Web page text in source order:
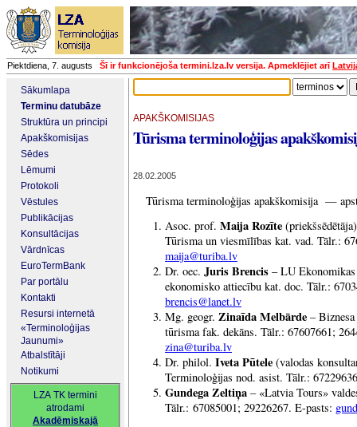
Piektdiena, 7. augusts Šī ir funkcionējoša termini.lza.lv versija. Apmeklējiet arī
Sākumlapa
Terminu datubāze
Struktūra un principi
Apakškomisijas
Sēdes
Lēmumi
Protokoli
Vēstules
Publikācijas
Konsultācijas
Vārdnīcas
EuroTermBank
Par portālu
Kontakti
Resursi internetā
«Terminoloģijas
Jaunumi»
Atbalstītāji
Notikumi
LZA TK termini
atrodami
Akadēmiskajā
APAKŠKOMISIJAS
Tūrisma terminoloģijas
28.02.2005
Tūrisma terminoloģijas apakškomisija —
Asoc. prof. Maija Rozīte
Tūrisma un viesmīlības kat. vad. Tālr.:
maija@turiba.lv
Dr. oec. Juris Brencis – LU
ekonomisko attiecību kat. doc. Tālr.:
brencis@lanet.lv
Mg. geogr. Zinaīda Melbārde –
tūrisma fak. dekāns. Tālr.: 67607661;
zina@turiba.lv
Dr. philol. Iveta Pūtele (valodas
Terminoloģijas nod. asist. Tālr.:
Gundega Zeltiņa – «Latvia Tours»
Tālr.: 67085001; 29226267. E-pasts: